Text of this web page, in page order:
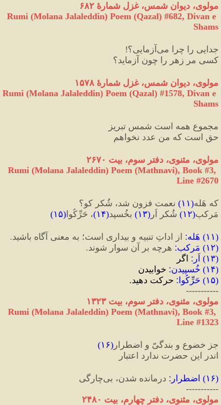
مولوی، دیوان شمس، غزل شمارهٔ ۶۸۲
Rumi (Molana Jalaleddin) Poem (Qazal) #682, Divan e
Shams
جدایی را چرا می‌آزمایی؟
!
کسی مر زهر را چون آزماید؟
مولوی، دیوان شمس، غزل شمارهٔ ۱۵۷۸
Rumi (Molana Jalaleddin) Poem (Qazal) #1578, Divan e
Shams
مجموع همه است شمس تبریز
حق است که من عدد نخواهم
مولوی، مثنوی، دفتر سوم، بیت ۲۶۷۰
Rumi (Molana Jalaleddin) Poem (Mathnavi), Book #3,
Line #2670
که هَله(۱۱) نعمت فزون شد، شُکر کو؟
مَرکبِ(۱۲) شُکر اَر (۱۳) بخُسپد(۱۴)، حَرِّکُوا(۱۵)
(۱۱) هَله: از اداتِ تنبیه و بیداری است؛ به معنی آگاه باشید.
(۱۲) مَرکب:‌ هرچه بر آن سوار شوند.
(۱۳) اَر : اگر
(۱۴) خُسپیدن: خوابیدن
(۱۵) حَرِّکُوا: حرکت دهید.
-----------
مولوی، مثنوی، دفتر سوم، بیت ۱۳۲۳
Rumi (Molana Jalaleddin) Poem (Mathnavi), Book #3,
Line #1323
جز خضوع و بندگیّ و اضطرار (۱۶)
اندر این حضرت ندارد اعتبار
(۱۶) اضطرار : درمانده شدن، بی‌چارگی
-----------
مولوی، مثنوی، دفتر چهارم، بیت ٢۴٨٠